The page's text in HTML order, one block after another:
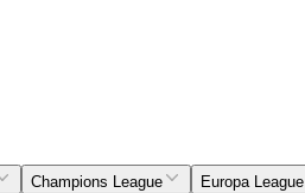
Champions League Europa League